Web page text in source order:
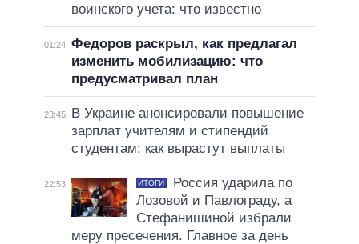
воинского учета: что известно
01:24 Федоров раскрыл, как предлагал
изменить мобилизацию: что
предусматривал план
23:45
В Украине анонсировали повышение
зарплат учителям и стипендий
студентам: как вырастут выплаты
22:53 ИТОГИ
Россия ударила по
Лозовой и Павлограду, а
Стефанишиной избрали
меру пресечения. Главное за день